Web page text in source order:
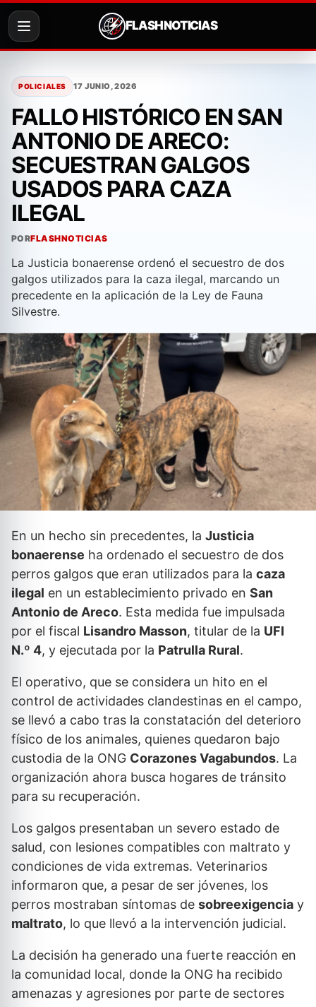
contenido
FLASH NOTICIAS
POLICIALES 17 JUNIO, 2026
FALLO HISTÓRICO EN SAN
ANTONIO DE ARECO:
SECUESTRAN GALGOS
USADOS PARA CAZA
ILEGAL
PORFLASHNOTICIAS
La Justicia bonaerense ordenó el secuestro de dos
galgos utilizados para la caza ilegal, marcando un
precedente en la aplicación de la Ley de Fauna
Silvestre.
En un hecho sin precedentes, la Justicia
bonaerense ha ordenado el secuestro de dos
perros galgos que eran utilizados para la caza
ilegal en un establecimiento privado en San
Antonio de Areco. Esta medida fue impulsada
por el fiscal Lisandro Masson, titular de la UFI
N.º 4, y ejecutada por la Patrulla Rural.
El operativo, que se considera un hito en el
control de actividades clandestinas en el campo,
se llevó a cabo tras la constatación del deterioro
físico de los animales, quienes quedaron bajo
custodia de la ONG Corazones Vagabundos. La
organización ahora busca hogares de tránsito
para su recuperación.
Los galgos presentaban un severo estado de
salud, con lesiones compatibles con maltrato y
condiciones de vida extremas. Veterinarios
informaron que, a pesar de ser jóvenes, los
perros mostraban síntomas de sobreexigencia y
maltrato, lo que llevó a la intervención judicial.
La decisión ha generado una fuerte reacción en
la comunidad local, donde la ONG ha recibido
amenazas y agresiones por parte de sectores